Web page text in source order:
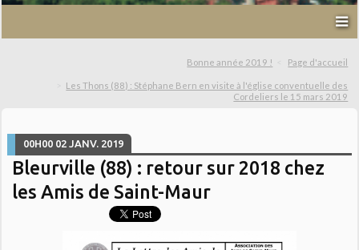
Bonne année 2019 ! Page d'accueil
Les Thons (88) : Stéphane Bern en visite à l'église conventuelle des
Cordeliers le 15 mars 2019
00H00 02 JANV. 2019
Bleurville (88) : retour sur 2018 chez
les Amis de Saint-Maur